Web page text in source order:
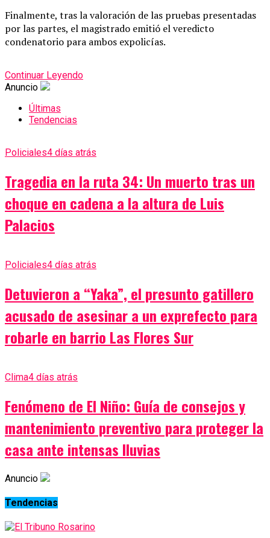
Finalmente, tras la valoración de las pruebas presentadas
por las partes, el magistrado emitió el veredicto
condenatorio para ambos expolicías.
Continuar Leyendo
Anuncio
Últimas
Tendencias
Policiales4 días atrás
Tragedia en la ruta 34: Un muerto tras un
choque en cadena a la altura de Luis
Palacios
Policiales4 días atrás
Detuvieron a “Yaka”, el presunto gatillero
acusado de asesinar a un exprefecto para
robarle en barrio Las Flores Sur
Clima4 días atrás
Fenómeno de El Niño: Guía de consejos y
mantenimiento preventivo para proteger la
casa ante intensas lluvias
Anuncio
Tendencias